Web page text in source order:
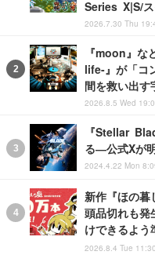
Series X|S/ス
2026.7.30 Thu
『moon』
life-』が「コ
間を救い出す
2026.8.5 Wed
『Stellar
る―公式Xが
2024.4.22 Mon
新作『ほの暮
頭品切れも発
けできるよう
2026.8.4 Tue 11:30